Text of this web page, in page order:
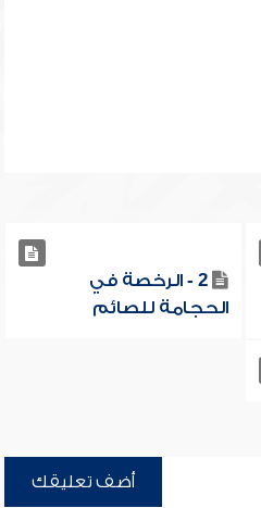
2 - الرخصة في
الحجامة للصائم
أضف تعليقك